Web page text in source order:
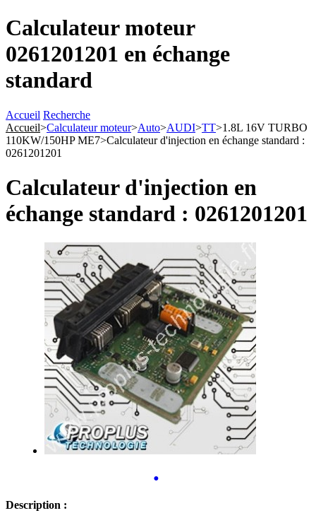
Calculateur moteur
0261201201 en échange
standard
Accueil Recherche
Accueil>Calculateur moteur>Auto>AUDI>TT>1.8L 16V TURBO
110KW/150HP ME7>Calculateur d'injection en échange standard :
0261201201
Calculateur d'injection en
échange standard : 0261201201
•
Description :